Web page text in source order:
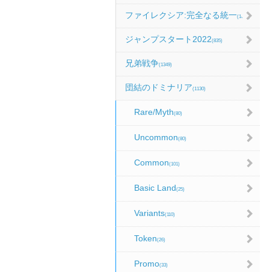
ファイレクシア:完全なる統一(1067)
ジャンプスタート2022(835)
兄弟戦争(1349)
団結のドミナリア(1130)
Rare/Myth(80)
Uncommon(80)
Common(101)
Basic Land(25)
Variants(110)
Token(26)
Promo(33)